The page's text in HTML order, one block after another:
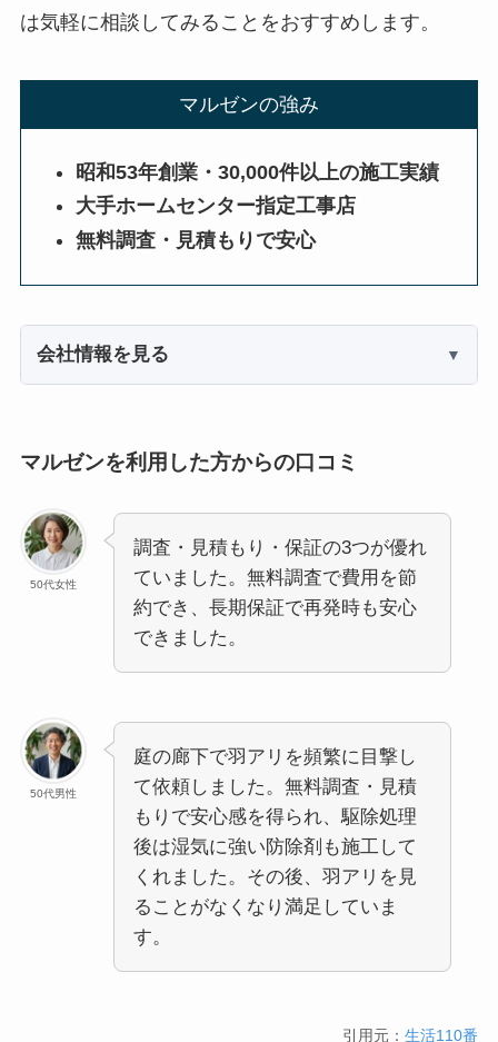
は気軽に相談してみることをおすすめします。
マルゼンの強み
昭和53年創業・30,000件以上の施工実績
大手ホームセンター指定工事店
無料調査・見積もりで安心
会社情報を見る
マルゼンを利用した方からの口コミ
50代女性
調査・見積もり・保証の3つが優れ
ていました。無料調査で費用を節
約でき、長期保証で再発時も安心
できました。
50代男性
庭の廊下で羽アリを頻繁に目撃し
て依頼しました。無料調査・見積
もりで安心感を得られ、駆除処理
後は湿気に強い防除剤も施工して
くれました。その後、羽アリを見
ることがなくなり満足していま
す。
引用元：生活110番